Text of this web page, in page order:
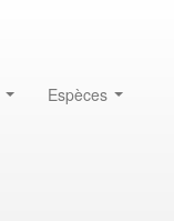
Espèces